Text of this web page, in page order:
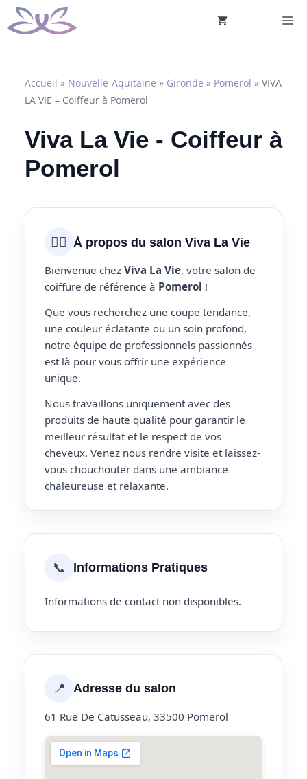
Aller
au
Accueil » Nouvelle-Aquitaine » Gironde » Pomerol » VIVA
LA VIE – Coiffeur à Pomerol
Viva La Vie - Coiffeur à
Pomerol
💇‍♀️ À propos du salon Viva La Vie
Bienvenue chez Viva La Vie, votre salon de
coiffure de référence à Pomerol !
Que vous recherchez une coupe tendance,
une couleur éclatante ou un soin profond,
notre équipe de professionnels passionnés
est là pour vous offrir une expérience
unique.
Nous travaillons uniquement avec des
produits de haute qualité pour garantir le
meilleur résultat et le respect de vos
cheveux. Venez nous rendre visite et laissez-
vous chouchouter dans une ambiance
chaleureuse et relaxante.
📞 Informations Pratiques
Informations de contact non disponibles.
📍 Adresse du salon
61 Rue De Catusseau, 33500 Pomerol